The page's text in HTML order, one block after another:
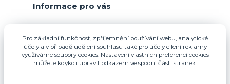
Informace pro vás
Pro základní funkčnost, zpříjemnění používání webu, analytické
účely a v případě udělení souhlasu také pro účely cílení reklamy
využíváme soubory cookies. Nastavení vlastních preferencí cookies
můžete kdykoli upravit odkazem ve spodní části stránek.